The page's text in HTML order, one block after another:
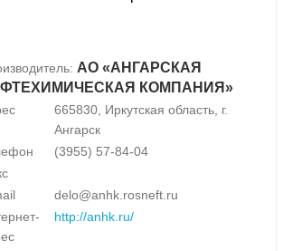
АО «АНГАРСКАЯ
КОМПАНИЯ»
665830, Иркутская область, г.
Ангарск
(3955) 57-84-04
delo@anhk.rosneft.ru
http://anhk.ru/